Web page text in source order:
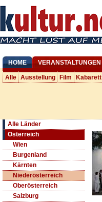
HOME VERANSTALTUNGEN
Alle Ausstellung Film Kabarett
Alle Länder
Österreich
Wien
Burgenland
Kärnten
Niederösterreich
Oberösterreich
Salzburg